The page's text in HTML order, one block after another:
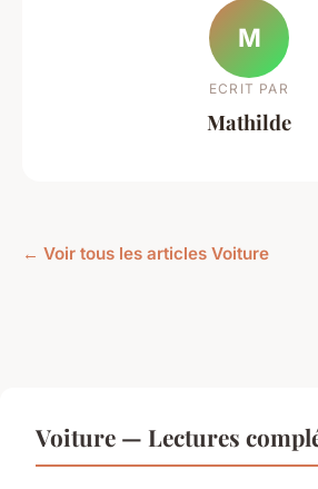
M
ECRIT PAR
Mathilde
← Voir tous les articles Voiture
Voiture — Lectures